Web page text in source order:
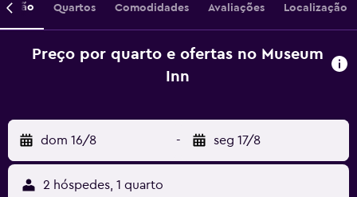
Quartos Comodidades Avaliações Localização
Preço por quarto e ofertas no Museum
Inn
dom 16/8 - seg 17/8
2 hóspedes, 1 quarto